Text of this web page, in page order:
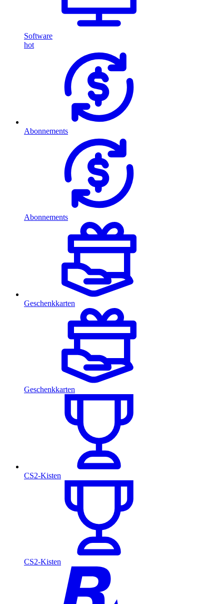
Software
hot
Abonnements
Abonnements
Geschenkkarten
Geschenkkarten
CS2-Kisten
CS2-Kisten